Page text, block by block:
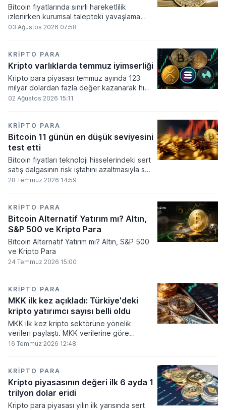
Bitcoin fiyatlarında sınırlı hareketlilik
izlenirken kurumsal talepteki yavaşlama
piyasa dinamiklerini etkiliyor. ABD Merkez
çalışmalarındaki belirsizliklerle baskı altında
kalmaya devam ediyor.
03 Ağustos 2026 07:58
KRIPTO PARA
Kripto varlıklarda temmuz iyimserliği
Kripto para piyasası temmuz ayında 123
milyar dolardan fazla değer kazanarak hızlı
bir toparlanma sürecine girdi. Bitcoin ve
2 trilyon 159 milyar 780 milyon dolar
seviyesine ulaştı.
02 Ağustos 2026 15:11
KRIPTO PARA
Bitcoin 11 günün en düşük seviyesini
test etti
Bitcoin fiyatları teknoloji hisselerindeki sert
satış dalgasının risk iştahını azaltmasıyla son
11 günün en düşük seviyesine indi.
28 Temmuz 2026 14:59
KRIPTO PARA
Bitcoin Alternatif Yatırım mı? Altın,
S&P 500 ve Kripto Para
Bitcoin Alternatif Yatırım mı? Altın, S&P 500
ve Kripto Para
24 Temmuz 2026 15:00
KRIPTO PARA
MKK ilk kez açıkladı: Türkiye'deki
kripto yatırımcı sayısı belli oldu
MKK ilk kez kripto sektörüne yönelik
verileri paylaştı. MKK verilerine göre
platformlarda bugüne kadar 5,6 milyon
olarak belirlendi.
16 Temmuz 2026 12:48
KRIPTO PARA
Kripto piyasasının değeri ilk 6 ayda 1
trilyon dolar eridi
Kripto para piyasası yılın ilk yarısında sert